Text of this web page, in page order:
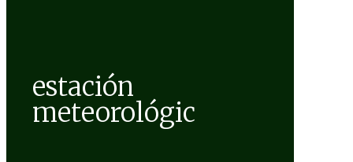
estación
meteorológic